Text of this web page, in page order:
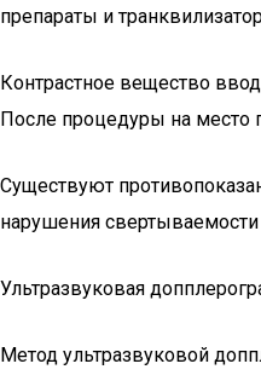
препараты и
Контрастное вещество
После процедуры на место
Существуют
нарушения
Ультразвуковая
Метод ультразвуковой